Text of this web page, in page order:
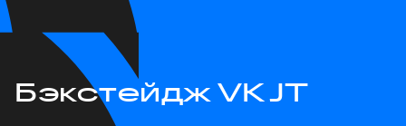
Бэкстейдж VK JT